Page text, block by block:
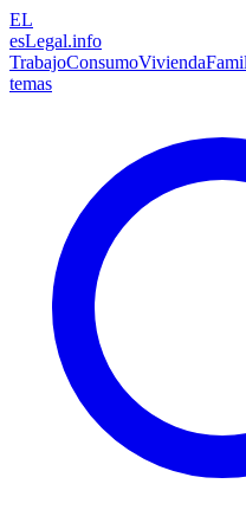
EL
esLegal.info
TrabajoConsumoVivienda
temas